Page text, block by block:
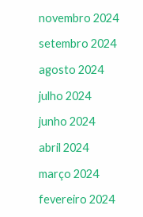
novembro 2024
setembro 2024
agosto 2024
julho 2024
junho 2024
abril 2024
março 2024
fevereiro 2024